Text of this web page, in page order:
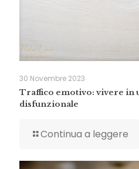
30 Novembre 2023
Traffico emotivo: vivere in
disfunzionale
Continua a leggere